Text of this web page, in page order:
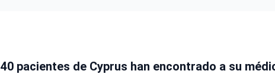
40 pacientes de Cyprus han encontrado a su